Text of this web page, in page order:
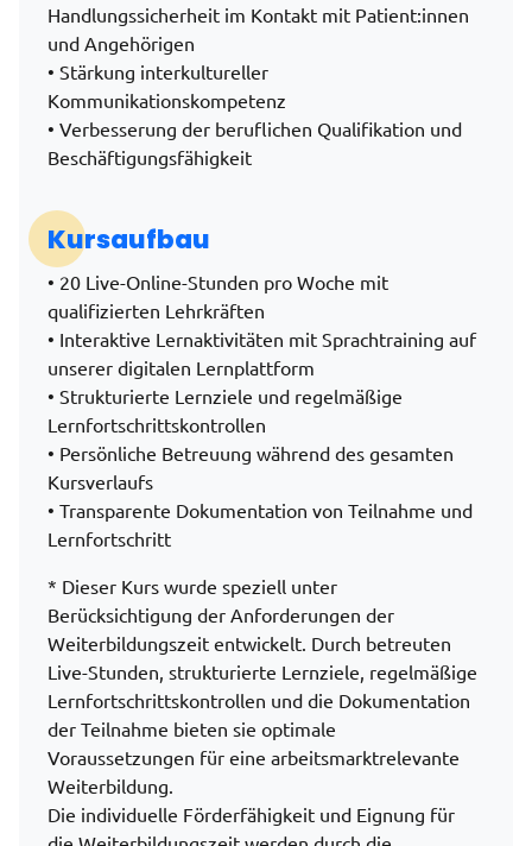
Handlungssicherheit im Kontakt mit Patient:innen
und Angehörigen
• Stärkung interkultureller
Kommunikationskompetenz
• Verbesserung der beruflichen Qualifikation und
Beschäftigungsfähigkeit
Kursaufbau
• 20 Live-Online-Stunden pro Woche mit
qualifizierten Lehrkräften
• Interaktive Lernaktivitäten mit Sprachtraining auf
unserer digitalen Lernplattform
• Strukturierte Lernziele und regelmäßige
Lernfortschrittskontrollen
• Persönliche Betreuung während des gesamten
Kursverlaufs
• Transparente Dokumentation von Teilnahme und
Lernfortschritt
* Dieser Kurs wurde speziell unter
Berücksichtigung der Anforderungen der
Weiterbildungszeit entwickelt. Durch betreuten
Live-Stunden, strukturierte Lernziele, regelmäßige
Lernfortschrittskontrollen und die Dokumentation
der Teilnahme bieten sie optimale
Voraussetzungen für eine arbeitsmarktrelevante
Weiterbildung.
Die individuelle Förderfähigkeit und Eignung für